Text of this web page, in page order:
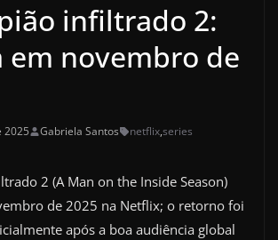
infiltrado 2:
em novembro de
2025 Gabriela Santos netflix,series
2 (A Man on the Inside Season)
de 2025 na Netflix; o retorno foi
após a boa audiência global